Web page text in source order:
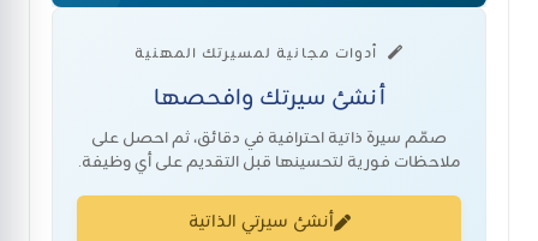
أدوات مجانية لمسيرتك المهنية
أنشئ سيرتك وافحصها
صمّم سيرة ذاتية احترافية في دقائق، ثم احصل على
ملاحظات فورية لتحسينها قبل التقديم على أي وظيفة.
أنشئ سيرتي الذاتية